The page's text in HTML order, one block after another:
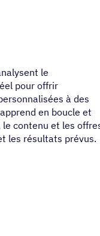
le
pour offrir
à des
en boucle et
contenu et les
les résultats prévus.